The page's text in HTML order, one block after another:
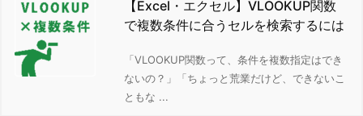
【Excel・エクセル】VLOOKUP関数
で複数条件に合うセルを検索するには
「VLOOKUP関数って、条件を複数指定はでき
ないの？」
「ちょっと荒業だけど、できないこ
ともな ...